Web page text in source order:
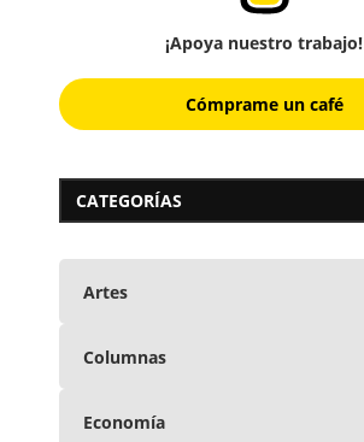
¡Apoya nuestro trabajo!
Cómprame un café
CATEGORÍAS
Artes
Columnas
Economía